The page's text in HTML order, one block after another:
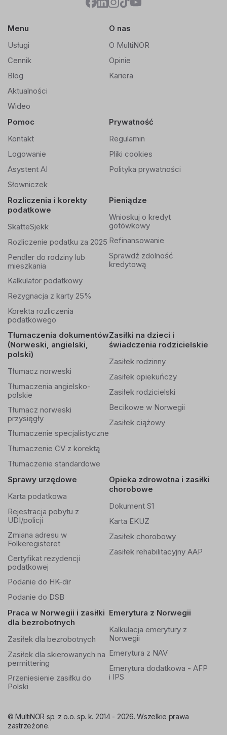
Menu
Usługi
Cennik
Blog
Aktualności
Wideo
O nas
O MultiNOR
Opinie
Kariera
Pomoc
Kontakt
Logowanie
Asystent AI
Słowniczek
Prywatność
Regulamin
Pliki cookies
Polityka prywatności
Rozliczenia i korekty
podatkowe
SkatteSjekk
Rozliczenie podatku za 2025
Pendler do rodziny lub
mieszkania
Kalkulator podatkowy
Rezygnacja z karty 25%
Korekta rozliczenia
podatkowego
Pieniądze
Wnioskuj o kredyt
gotówkowy
Refinansowanie
Sprawdź zdolność
kredytową
Tłumaczenia dokumentów
(Norweski, angielski,
polski)
Tłumacz norweski
Tłumaczenia angielsko-
polskie
Tłumacz norweski
przysięgły
Tłumaczenie specjalistyczne
Tłumaczenie CV z korektą
Tłumaczenie standardowe
Zasiłki na dzieci i
świadczenia rodzicielskie
Zasiłek rodzinny
Zasiłek opiekuńczy
Zasiłek rodzicielski
Becikowe w Norwegii
Zasiłek ciążowy
Sprawy urzędowe
Karta podatkowa
Rejestracja pobytu z
UDI/policji
Zmiana adresu w
Folkeregisteret
Certyfikat rezydencji
podatkowej
Podanie do HK-dir
Podanie do DSB
Opieka zdrowotna i zasiłki
chorobowe
Dokument S1
Karta EKUZ
Zasiłek chorobowy
Zasiłek rehabilitacyjny AAP
Praca w Norwegii i zasiłki
dla bezrobotnych
Zasiłek dla bezrobotnych
Zasiłek dla skierowanych na
permittering
Przeniesienie zasiłku do
Polski
Emerytura z Norwegii
Kalkulacja emerytury z
Norwegii
Emerytura z NAV
Emerytura dodatkowa - AFP
i IPS
© MultiNOR sp. z o.o. sp. k. 2014 - 2026. Wszelkie prawa
zastrzeżone.